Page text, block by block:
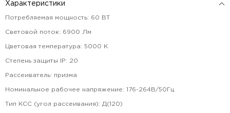
Характеристики
Потребляемая мощность: 60 ВТ
Световой поток: 6900 Лм
Цветовая температура: 5000 К
Степень защиты IP: 20
Рассеиватель: призма
Номинальное рабочее напряжение: 176-264В/50Гц
Тип КСС (угол рассеивания): Д(120)